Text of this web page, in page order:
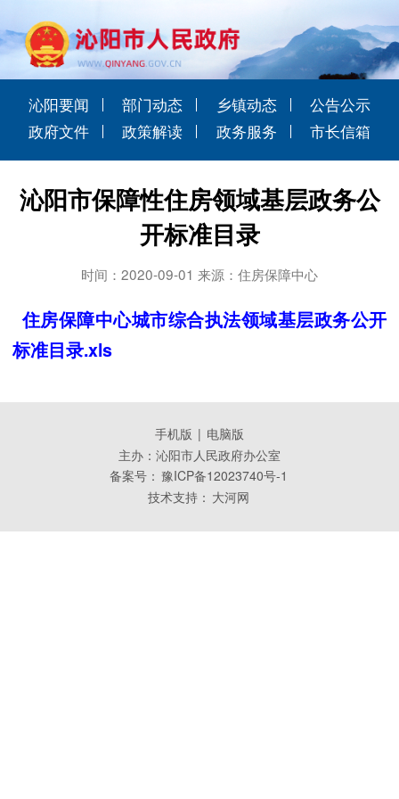
沁阳要闻 部门动态 乡镇动态
公告公示
政府文件
政策解读 政务服务 市长信箱
沁阳市保障性住房领域基层政务公
开标准目录
时间：2020-09-01 来源：住房保障中心
住房保障中心城市综合执法领域基层政务公开
标准目录.xls
手机版 | 电脑版
主办：沁阳市人民政府办公室
备案号： 豫ICP备12023740号-1
技术支持： 大河网